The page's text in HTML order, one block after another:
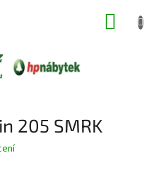
205 SMRK